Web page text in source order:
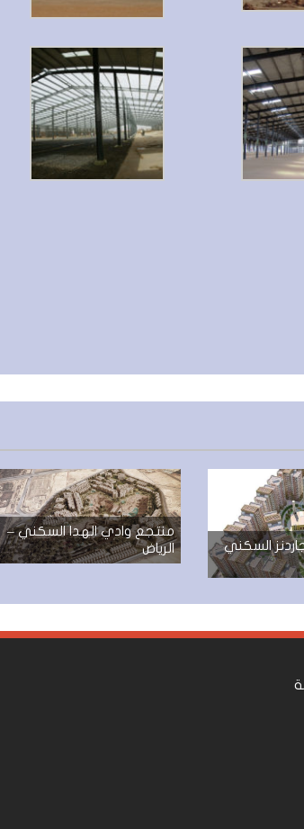
السكني
منتجع وادي الهدا السكني –
الرياض